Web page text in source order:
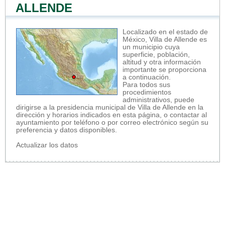
ALLENDE
Localizado en el estado de
México, Villa de Allende es
un municipio cuya
superficie, población,
altitud y otra información
importante se proporciona
a continuación.
Para todos sus
procedimientos
administrativos, puede
dirigirse a la presidencia municipal de Villa de Allende en la
dirección y horarios indicados en esta página, o contactar al
ayuntamiento por teléfono o por correo electrónico según su
preferencia y datos disponibles.
Actualizar los datos